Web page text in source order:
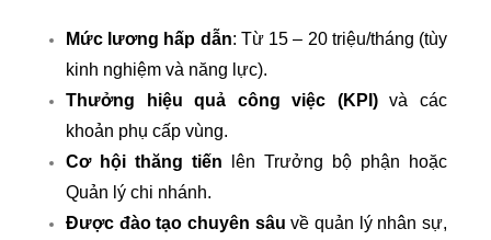
Mức lương hấp dẫn: Từ 15 – 20 triệu/tháng (tùy
kinh nghiệm và năng lực).
Thưởng hiệu quả công việc (KPI)và các
khoản phụ cấp vùng.
Cơ hội thăng tiến lên Trưởng bộ phận hoặc
Quản lý chi nhánh.
Được đào tạo chuyên sâu về quản lý nhân sự,